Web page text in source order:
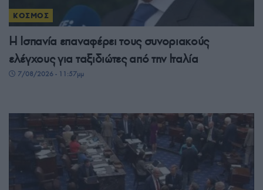
ΚΟΣΜΟΣ
Η Ισπανία επαναφέρει τους συνοριακούς
ελέγχους για ταξιδιώτες από την Ιταλία
7/08/2026 - 11:57μμ